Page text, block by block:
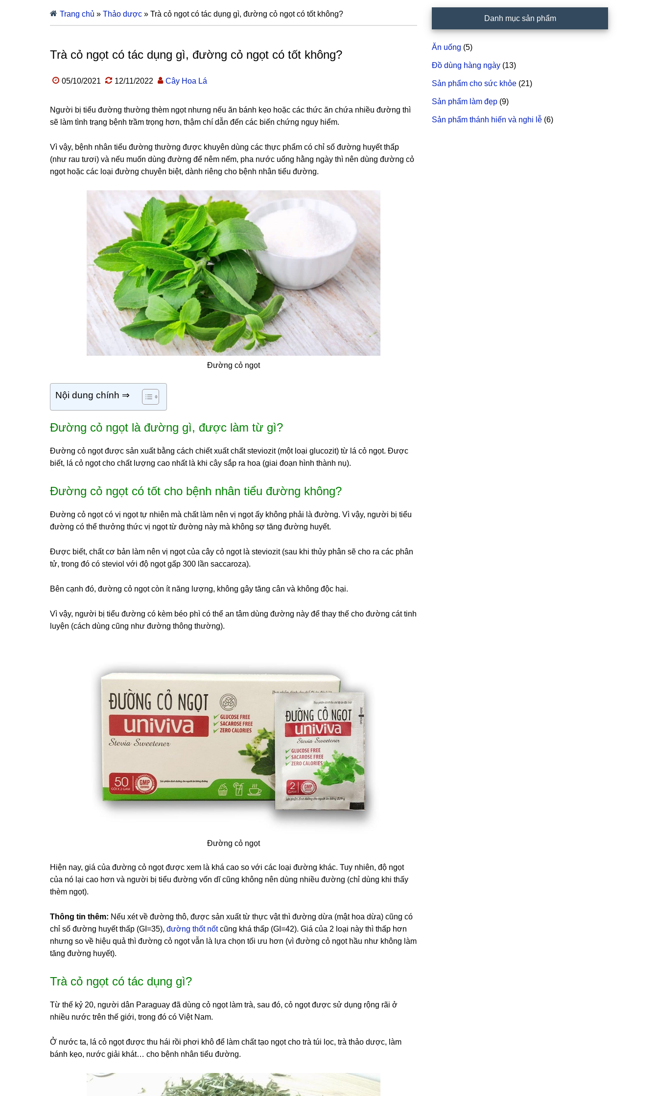
Trang chủ » Thảo dược » Trà cỏ ngọt có tác dụng gì, đường cỏ ngọt có tốt không?
Trà cỏ ngọt có tác dụng gì, đường cỏ ngọt có tốt không?
05/10/2021 12/11/2022 Cây Hoa Lá
Người bị tiểu đường thường thèm ngọt nhưng nếu ăn bánh kẹo hoặc các thức ăn chứa nhiều đường thì
sẽ làm tình trạng bệnh trầm trọng hơn, thậm chí dẫn đến các biến chứng nguy hiểm.
Vì vậy, bệnh nhân tiểu đường thường được khuyên dùng các thực phẩm có chỉ số đường huyết thấp
(như rau tươi) và nếu muốn dùng đường để nêm nếm, pha nước uống hằng ngày thì nên dùng đường cỏ
ngọt hoặc các loại đường chuyên biệt, dành riêng cho bệnh nhân tiểu đường.
Đường cỏ ngọt
Nội dung chính ⇒
Đường cỏ ngọt là đường gì, được làm từ gì?
Đường cỏ ngọt được sản xuất bằng cách chiết xuất chất steviozit (một loại glucozit) từ lá cỏ ngọt. Được
biết, lá cỏ ngọt cho chất lượng cao nhất là khi cây sắp ra hoa (giai đoạn hình thành nụ).
Đường cỏ ngọt có tốt cho bệnh nhân tiểu đường không?
Đường cỏ ngọt có vị ngọt tự nhiên mà chất làm nên vị ngọt ấy không phải là đường. Vì vậy, người bị tiểu
đường có thể thưởng thức vị ngọt từ đường này mà không sợ tăng đường huyết.
Được biết, chất cơ bản làm nên vị ngọt của cây cỏ ngọt là steviozit (sau khi thủy phân sẽ cho ra các phân
tử, trong đó có steviol với độ ngọt gấp 300 lần saccaroza).
Bên cạnh đó, đường cỏ ngọt còn ít năng lượng, không gây tăng cân và không độc hại.
Vì vậy, người bị tiểu đường có kèm béo phì có thể an tâm dùng đường này để thay thế cho đường cát tinh
luyện (cách dùng cũng như đường thông thường).
Đường cỏ ngọt
Hiện nay, giá của đường cỏ ngọt được xem là khá cao so với các loại đường khác. Tuy nhiên, độ ngọt
của nó lại cao hơn và người bị tiểu đường vốn dĩ cũng không nên dùng nhiều đường (chỉ dùng khi thấy
thèm ngọt).
Thông tin thêm: Nếu xét về đường thô, được sản xuất từ thực vật thì đường dừa (mật hoa dừa) cũng có
chỉ số đường huyết thấp (GI=35), đường thốt nốtcũng khá thấp (GI=42). Giá của 2 loại này thì thấp hơn
nhưng so về hiệu quả thì đường cỏ ngọt vẫn là lựa chọn tối ưu hơn (vì đường cỏ ngọt hầu như không làm
tăng đường huyết).
Trà cỏ ngọt có tác dụng gì?
Từ thế kỷ 20, người dân Paraguay đã dùng cỏ ngọt làm trà, sau đó, cỏ ngọt được sử dụng rộng rãi ở
nhiều nước trên thế giới, trong đó có Việt Nam.
Ở nước ta, lá cỏ ngọt được thu hái rồi phơi khô để làm chất tạo ngọt cho trà túi lọc, trà thảo dược, làm
bánh kẹo, nước giải khát… cho bệnh nhân tiểu đường.
chính
Danh mục sản phẩm
Ăn uống (5)
Đồ dùng hàng ngày (13)
Sản phẩm cho sức khỏe (21)
Sản phẩm làm đẹp (9)
Sản phẩm thánh hiến và nghi lễ (6)